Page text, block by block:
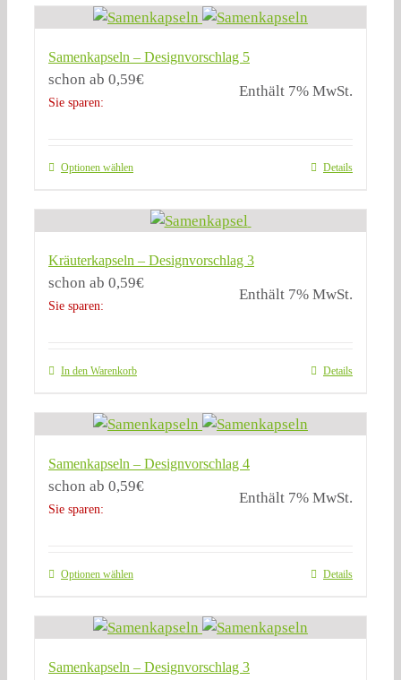
Samenkapseln – Designvorschlag 5
schon ab 0,59€
Sie sparen:
Enthält 7% MwSt.
Optionen wählen Details
Kräuterkapseln – Designvorschlag 3
schon ab 0,59€
Sie sparen:
Enthält 7% MwSt.
In den Warenkorb Details
Samenkapseln – Designvorschlag 4
schon ab 0,59€
Sie sparen:
Enthält 7% MwSt.
Optionen wählen Details
Samenkapseln – Designvorschlag 3